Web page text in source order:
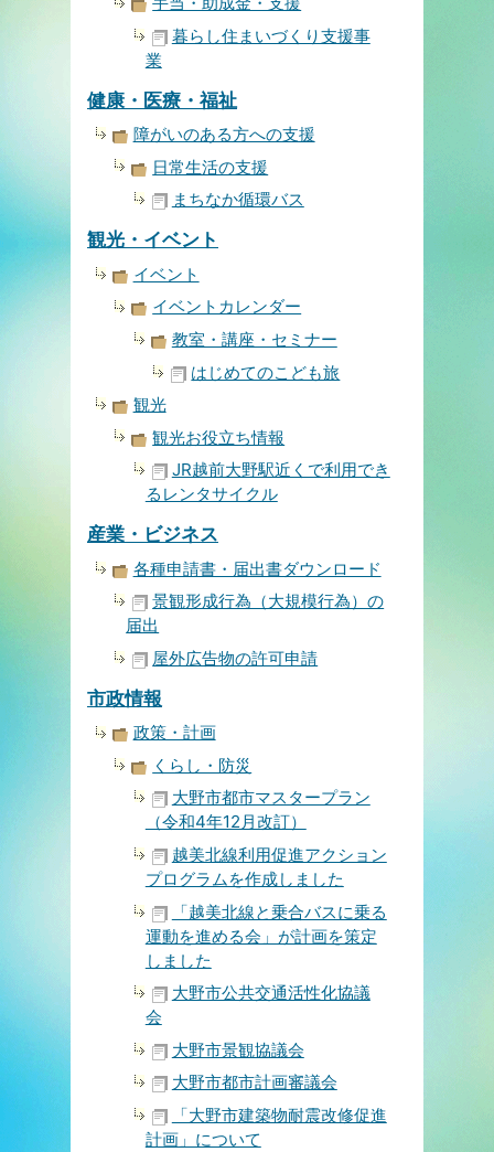
暮らし住まいづくり支援事
業
健康・医療・福祉
障がいのある方への支援
日常生活の支援
まちなか循環バス
観光・イベント
イベント
イベントカレンダー
教室・講座・セミナー
はじめてのこども旅
観光
観光お役立ち情報
JR越前大野駅近くで利用でき
るレンタサイクル
産業・ビジネス
各種申請書・届出書ダウンロード
景観形成行為（大規模行為）の
届出
屋外広告物の許可申請
市政情報
政策・計画
くらし・防災
大野市都市マスタープラン
（令和4年12月改訂）
越美北線利用促進アクション
プログラムを作成しました
「越美北線と乗合バスに乗る
運動を進める会」が計画を策定
しました
大野市公共交通活性化協議
会
大野市景観協議会
大野市都市計画審議会
「大野市建築物耐震改修促進
計画」について